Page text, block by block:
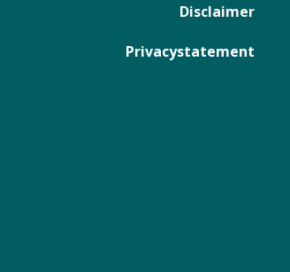
Disclaimer
Privacystatement